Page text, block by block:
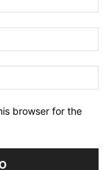
browser for the